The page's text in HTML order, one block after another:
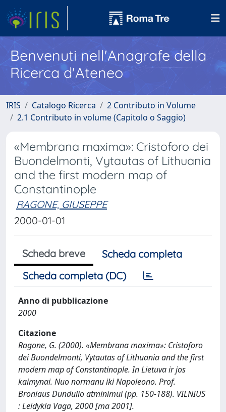
Benvenuti nell'Anagrafe della
Ricerca d'Ateneo
IRIS Catalogo Ricerca
2 Contributo in Volume
2.1 Contributo in volume (Capitolo o Saggio)
«Membrana maxima»: Cristoforo dei
Buondelmonti, Vytautas of Lithuania
and the first modern map of
Constantinople
RAGONE, GIUSEPPE
2000-01-01
Scheda breve
Scheda completa
Scheda completa (DC)
Anno di pubblicazione
2000
Citazione
Ragone, G. (2000). «Membrana maxima»: Cristoforo
dei Buondelmonti, Vytautas of Lithuania and the first
modern map of Constantinople. In Lietuva ir jos
kaimynai. Nuo normanu iki Napoleono. Prof.
Broniaus Dundulio atminimui (pp. 150-188). VILNIUS
: Leidykla Vaga, 2000 [ma 2001].